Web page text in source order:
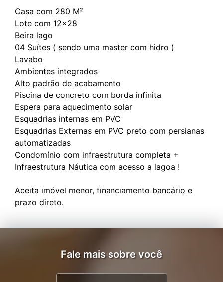
Casa com 280 M²
Lote com 12x28
Beira lago
04 Suítes ( sendo uma master com hidro )
Lavabo
Ambientes integrados
Alto padrão de acabamento
Piscina de concreto com borda infinita
Espera para aquecimento solar
Esquadrias internas em PVC
Esquadrias Externas em PVC preto com persianas
automatizadas
Condomínio com infraestrutura completa +
Infraestrutura Náutica com acesso a lagoa !
Aceita imóvel menor, financiamento bancário e
Fale mais sobre você